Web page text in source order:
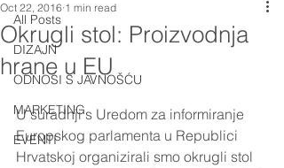
All Posts
DIZAJN
ODNOSI S JAVNOŠĆU
MARKETING
EVENTI
Okrugli stol: Proizvodnja
hrane u EU
Oct 22, 2016 1 min read
U suradnji s Uredom za informiranje
Europskog parlamenta u Republici
Hrvatskoj organizirali smo okrugli stol